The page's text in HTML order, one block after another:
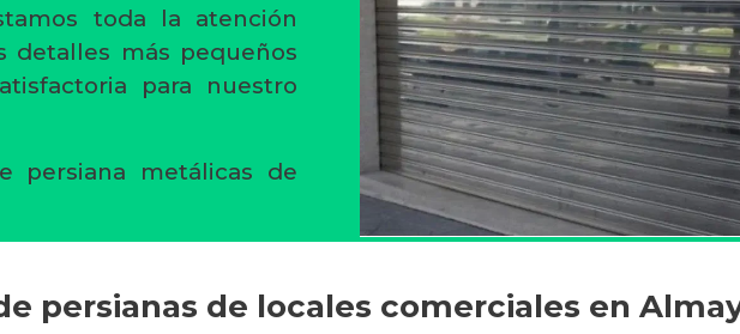
toda la atención
detalles más pequeños
para nuestro
persiana metálicas de
persianas de locales comerciales en